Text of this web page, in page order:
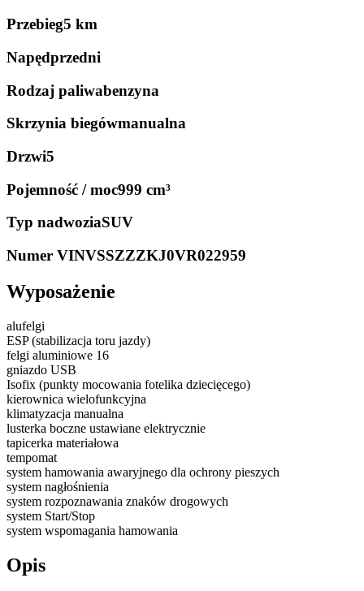
Przebieg5 km
Napędprzedni
Rodzaj paliwabenzyna
Skrzynia biegówmanualna
Drzwi5
Pojemność / moc999 cm³
Typ nadwoziaSUV
Numer VINVSSZZZKJ0VR022959
Wyposażenie
alufelgi
ESP (stabilizacja toru jazdy)
felgi aluminiowe 16
gniazdo USB
Isofix (punkty mocowania fotelika dziecięcego)
kierownica wielofunkcyjna
klimatyzacja manualna
lusterka boczne ustawiane elektrycznie
tapicerka materiałowa
tempomat
system hamowania awaryjnego dla ochrony pieszych
system nagłośnienia
system rozpoznawania znaków drogowych
system Start/Stop
system wspomagania hamowania
Opis